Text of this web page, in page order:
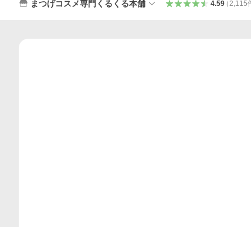
まつげコスメ専門くるくる本舗 4.59（2,115